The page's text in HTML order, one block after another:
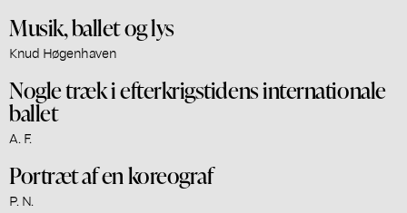
Musik, ballet og lys
Knud Høgenhaven
Nogle træk i efterkrigstidens internationale
ballet
A. F.
Portræt af en koreograf
P. N.